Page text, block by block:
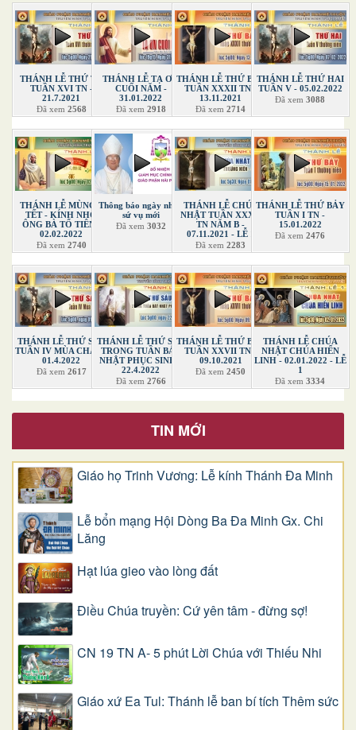
THÁNH LỄ THỨ TƯ
TUẦN XVI TN -
21.7.2021
Đã xem 2568
THÁNH LỄ TẠ ƠN
CUỐI NĂM -
31.01.2022
Đã xem 2918
THÁNH LỄ THỨ BẢY
TUẦN XXXII TN -
13.11.2021
Đã xem2714
THÁNH LỄ THỨ HAI
TUẦN V - 05.02.2022
Đã xem3088
THÁNH LỄ MÙNG 2
TẾT - KÍNH NHỚ
ÔNG BÀ TỔ TIÊN -
02.02.2022
Đã xem 2740
Thông báo ngày nhận
sứ vụ mới
Đã xem 3032
THÁNH LỄ CHÚA
NHẬT TUẦN XXXII
TN NĂM B -
07.11.2021 - LỄ 1
Đã xem2283
THÁNH LỄ THỨ BẢY
TUẦN I TN -
15.01.2022
Đã xem2476
THÁNH LỄ THỨ SÁU
TUẦN IV MÙA CHAY -
01.4.2022
Đã xem 2617
THÁNH LỄ THỨ SÁU
TRONG TUẦN BÁT
NHẬT PHỤC SINH -
22.4.2022
Đã xem 2766
THÁNH LỄ THỨ BẢY
TUẦN XXVII TN -
09.10.2021
Đã xem2450
THÁNH LỄ CHÚA
NHẬT CHÚA HIỂN
LINH - 02.01.2022 - LỄ
1
Đã xem3334
TIN MỚI
Giáo họ Trinh Vương: Lễ kính Thánh Đa Minh
Lễ bổn mạng Hội Dòng Ba Đa Minh Gx. Chi
Lăng
Hạt lúa gieo vào lòng đất
Điều Chúa truyền: Cứ yên tâm - đừng sợ!
CN 19 TN A- 5 phút Lời Chúa với Thiếu Nhi
Giáo xứ Ea Tul: Thánh lễ ban bí tích Thêm sức